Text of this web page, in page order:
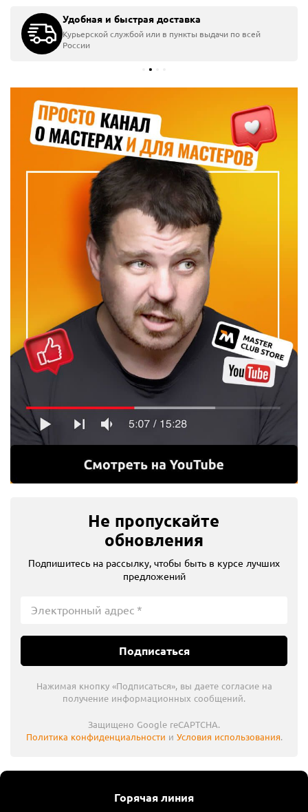
Удобная и быстрая доставка
Курьерской службой или в пункты выдачи по всей
России
Не пропускайте
обновления
Подпишитесь на рассылку, чтобы быть в курсе лучших
предложений
Подписаться
Нажимая кнопку «Подписаться», вы даете согласие на
получение информационных сообщений.
Защищено Google reCAPTCHA.
Политика конфиденциальности и Условия использования.
Горячая линия